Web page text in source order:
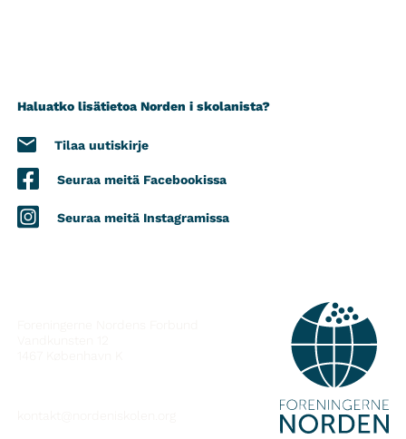
Haluatko lisätietoa Norden i skolanista?
Tilaa uutiskirje
Seuraa meitä Facebookissa
Seuraa meitä Instagramissa